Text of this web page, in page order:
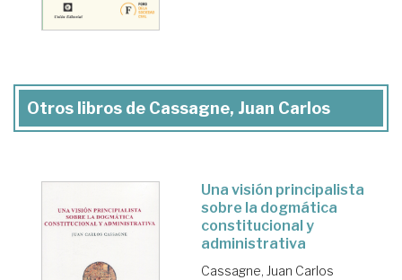
Otros libros de Cassagne, Juan Carlos
Una visión principalista
sobre la dogmática
constitucional y
administrativa
Cassagne, Juan Carlos